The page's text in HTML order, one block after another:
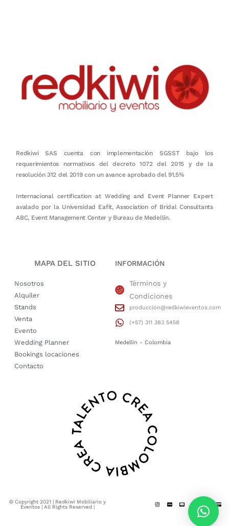
Redkiwi SAS cuenta con implementación SGSST bajo los
requerimientos normativos del decreto 1072 del 2015 y de la
resolución 312 del 2019 con un avance aprobado del 91,5%
Internacional certification at Wedding and Event Planner Expert
avalado por la Universidad Eafit, Association of Bridal Consultants
ABC, Event Management Center y Bureau de Medellín.
MAPA DEL SITIO
Nosotros
Alquiler
Stands
Venta
Evento
Wedding Planner
Bookings locaciones
Contacto
INFORMACIÓN
Términos y
Condiciones
producción@redkiwieventos.com
(+57) 311 383 5458
Medellin - Colombia
© Copyright 2021 | Redkiwi Mobiliario y
Eventos | All Rights Reserved |